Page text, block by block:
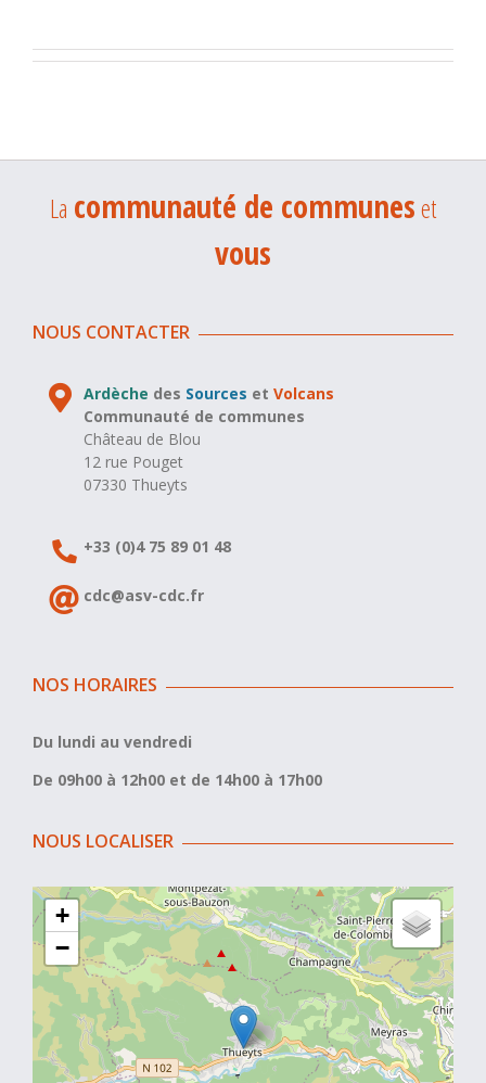
La communauté de communeset
vous
NOUS CONTACTER
Ardèche des Sources etVolcans
Communauté de communes
Château de Blou
12 rue Pouget
07330 Thueyts
+33 (0)4 75 89 01 48
cdc@asv-cdc.fr
NOS HORAIRES
Du lundi au vendredi
De 09h00 à 12h00 et de 14h00 à 17h00
NOUS LOCALISER
+
−